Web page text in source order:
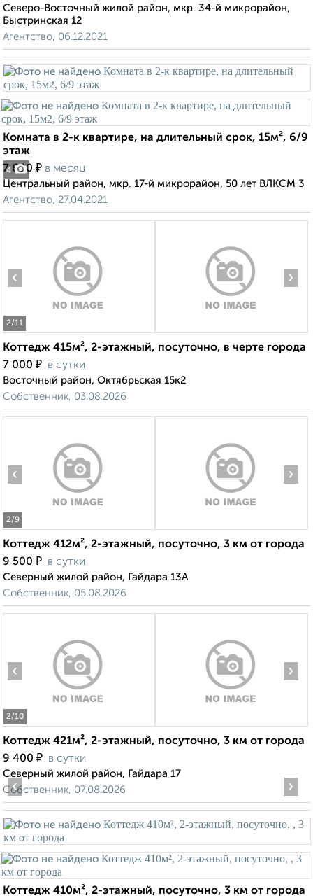
Северо-Восточный жилой район, мкр. 34-й микрорайон,
Быстринская 12
Агентство, 06.12.2021
4
Комната в 2-к квартире, на длительный срок, 15м², 6/9
этаж
7 600 ₽ в месяц
Центральный район, мкр. 17-й микрорайон, 50 лет ВЛКСМ 3
Агентство, 27.04.2021
2/11
‹ ›
Коттедж 415м², 2-этажный, посуточно, в черте города
7 000 ₽ в сутки
Восточный район, Октябрьская 15к2
Собственник, 03.08.2026
2/9
‹ ›
Коттедж 412м², 2-этажный, посуточно, 3 км от города
9 500 ₽ в сутки
Северный жилой район, Гайдара 13А
Собственник, 05.08.2026
2/10
‹ ›
Коттедж 421м², 2-этажный, посуточно, 3 км от города
9 400 ₽ в сутки
Северный жилой район, Гайдара 17
Собственник, 07.08.2026
‹ ›
Коттедж 410м², 2-этажный, посуточно, 3 км от города